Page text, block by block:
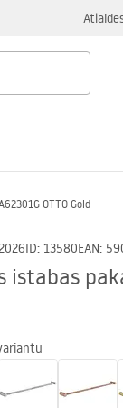
OTTO Gold
ID: 13580EAN:
istabas